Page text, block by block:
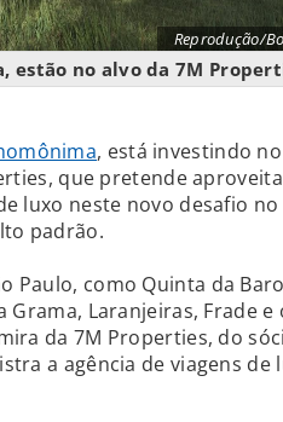
Reprodução/
estão no alvo da 7M
, está investindo
que pretende
luxo neste novo desafio no
padrão.
Paulo, como Quinta da
Grama, Laranjeiras, Frade
da 7M Properties, do
a agência de viagens de